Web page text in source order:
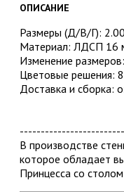
ОПИСАНИЕ
Размеры (Д/В/Г):
Материал: ЛДСП 16
Изменение
Цветовые решения:
Доставка и сборка:
В производстве
которое обладает
Принцесса со